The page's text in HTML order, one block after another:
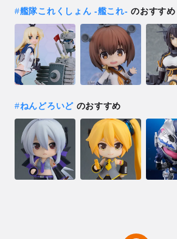
#艦隊これくしょん ‐艦これ‐ のおすすめ
#ねんどろいどのおすすめ